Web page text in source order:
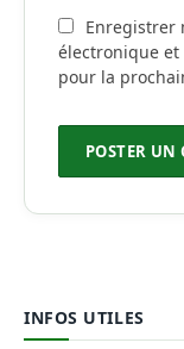
Enregistrer
électronique et
pour la
INFOS UTILES